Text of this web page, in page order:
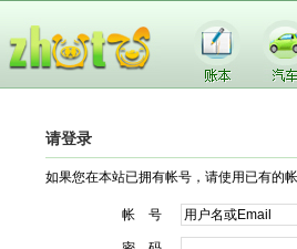
请登录
如果您在本站已拥有帐号，请使用已有的
帐 号